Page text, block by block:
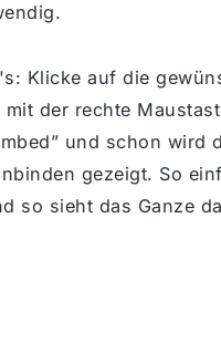
Klicke auf die
mit der rechte
und schon wird
gezeigt. So
so sieht das Ganze